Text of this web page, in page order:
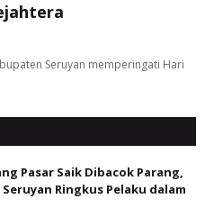
Seruyan memperingati Hari
Pasar Saik Dibacok Parang,
Seruyan Ringkus Pelaku dalam